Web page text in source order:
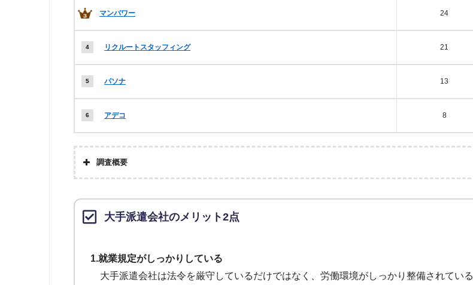
マンパワー 24
リクルートスタッフィング 21
パソナ 13
アデコ 8
調査概要
大手派遣会社のメリット2点
1.就業規定がしっかりしている
大手派遣会社は法令を厳守しているだけではなく、労働環境がしっかり整備されている